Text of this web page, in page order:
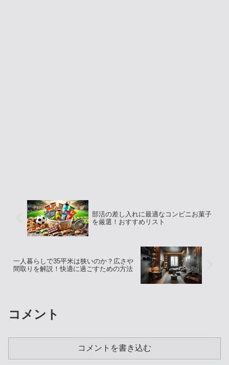
部活の差し入れに最適なコンビニお菓子
を厳選！おすすめリスト
一人暮らしで35平米は狭いのか？広さや
間取りを解説！快適に過ごすための方法
コメント
コメントを書き込む